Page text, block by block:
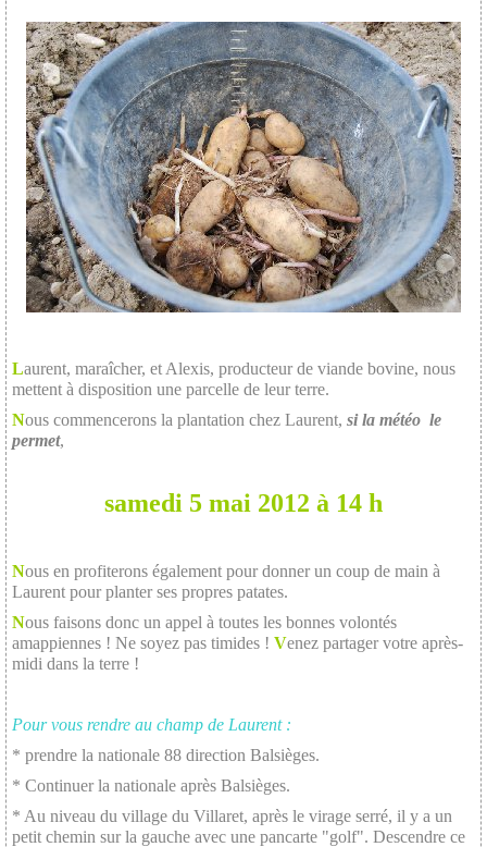
Laurent, maraîcher, et Alexis, producteur de viande bovine, nous
mettent à disposition une parcelle de leur terre.
Nous commencerons la plantation chez Laurent, si la météo le
permet,
samedi 5 mai 2012 à 14 h
Nous en profiterons également pour donner un coup de main à
Laurent pour planter ses propres patates.
Nous faisons donc un appel à toutes les bonnes volontés
amappiennes ! Ne soyez pas timides ! Venez partager votre après-
midi dans la terre !
Pour vous rendre au champ de Laurent :
* prendre la nationale 88 direction Balsièges.
* Continuer la nationale après Balsièges.
* Au niveau du village du Villaret, après le virage serré, il y a un
petit chemin sur la gauche avec une pancarte "golf". Descendre ce